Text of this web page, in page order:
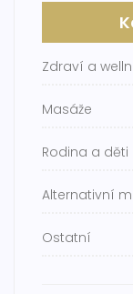
Zdraví a
Masáže
Rodina a děti
Alternativní
Ostatní